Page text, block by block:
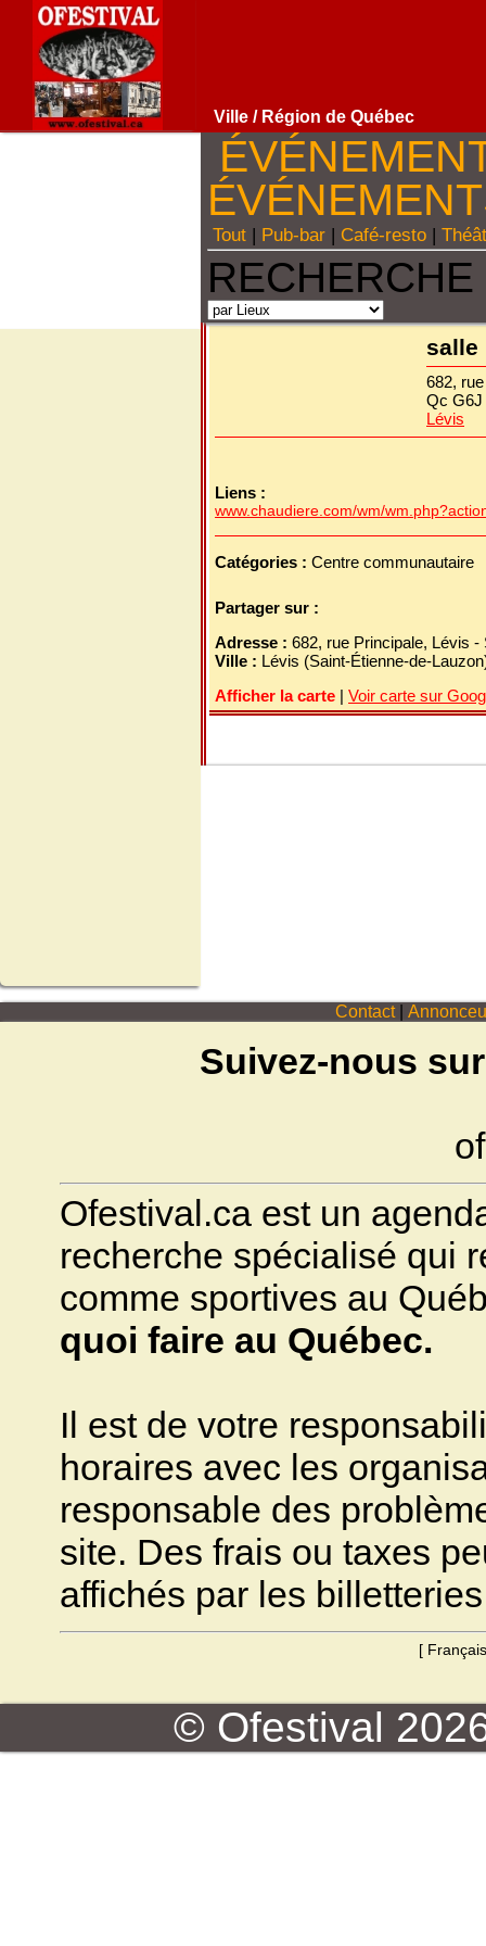
Ville / Région de Québec
Tout | Pub-bar | Café-resto |
salle
682,
Qc G6J
Lévis
Liens :
www.chaudiere.com/wm/
Catégories : Centre communautaire
Partager sur :
Adresse : 682, rue Principale, Lévis
Ville : Lévis (Saint-Étienne-de-
Afficher la carte | Voir carte sur
Contact
Suivez-nous
Ofestival.ca est un
recherche spécialisé qui
comme sportives au
quoi faire au Québec.
Il est de votre
horaires avec les
responsable des
site. Des frais ou taxes
affichés par les
[ Français
© Ofestival